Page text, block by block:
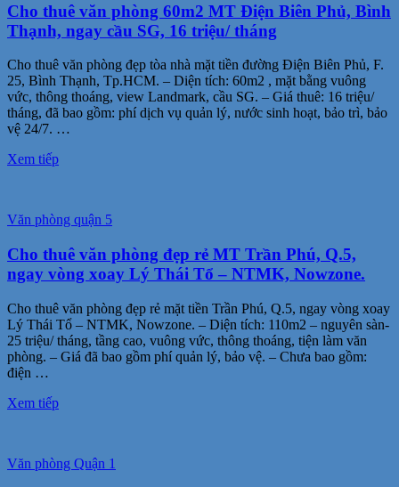
Cho thuê văn phòng 60m2 MT Điện Biên Phủ, Bình
Thạnh, ngay cầu SG, 16 triệu/ tháng
Cho thuê văn phòng đẹp tòa nhà mặt tiền đường Điện Biên Phủ, F.
25, Bình Thạnh, Tp.HCM. – Diện tích: 60m2 , mặt bằng vuông
vức, thông thoáng, view Landmark, cầu SG. – Giá thuê: 16 triệu/
tháng, đã bao gồm: phí dịch vụ quản lý, nước sinh hoạt, bảo trì, bảo
vệ 24/7. …
Xem tiếp
Văn phòng quận 5
Cho thuê văn phòng đẹp rẻ MT Trần Phú, Q.5,
ngay vòng xoay Lý Thái Tổ – NTMK, Nowzone.
Cho thuê văn phòng đẹp rẻ mặt tiền Trần Phú, Q.5, ngay vòng xoay
Lý Thái Tổ – NTMK, Nowzone. – Diện tích: 110m2 – nguyên sàn-
25 triệu/ tháng, tầng cao, vuông vức, thông thoáng, tiện làm văn
phòng. – Giá đã bao gồm phí quản lý, bảo vệ. – Chưa bao gồm:
điện …
Xem tiếp
Văn phòng Quận 1